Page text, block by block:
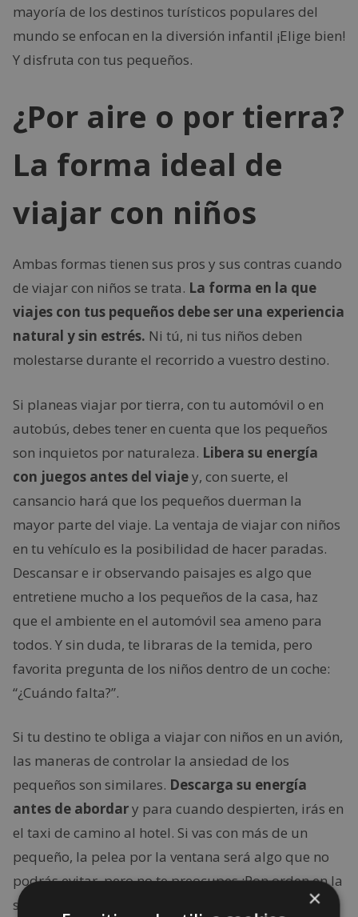
mayoría de los destinos turísticos populares del
mundo se enfocan en la diversión infantil ¡Elige bien!
Y disfruta con tus pequeños.
¿Por aire o por tierra?
La forma ideal de
viajar con niños
Ambas formas tienen sus pros y sus contras cuando
de viajar con niños se trata. La forma en la que
viajes con tus pequeños debe ser una experiencia
natural y sin estrés. Ni tú, ni tus niños deben
molestarse durante el recorrido a vuestro destino.
Si planeas viajar por tierra, con tu automóvil o en
autobús, debes tener en cuenta que los pequeños
son inquietos por naturaleza. Libera su energía
con juegos antes del viajey, con suerte, el
cansancio hará que los pequeños duerman la
mayor parte del viaje. La ventaja de viajar con niños
en tu vehículo es la posibilidad de hacer paradas.
Descansar e ir observando paisajes es algo que
entretiene mucho a los pequeños de la casa, haz
que el ambiente en el automóvil sea ameno para
todos. Y sin duda, te libraras de la temida, pero
favorita pregunta de los niños dentro de un coche:
“¿Cuándo falta?”.
Si tu destino te obliga a viajar con niños en un avión,
las maneras de controlar la ansiedad de los
pequeños son similares. Descarga su energía
antes de abordary para cuando despierten, irás en
el taxi de camino al hotel. Si vas con más de un
pequeño, la pelea por la ventana será algo que no
podrás evitar, pero no te preocupes ¡Pon orden en la
sala!
Determina turnos para mirar las alturas,
×